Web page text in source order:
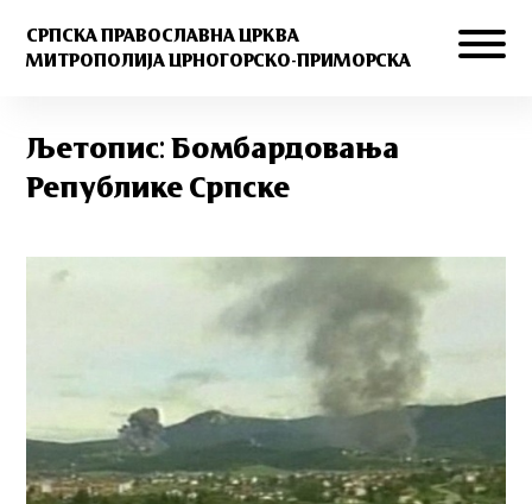
СРПСКА ПРАВОСЛАВНА ЦРКВА
МИТРОПОЛИЈА ЦРНОГОРСКО-ПРИМОРСКА
Љетопис: Бомбардовања
Републике Српске